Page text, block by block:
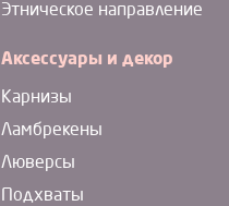
Этническое направление
Аксессуары и декор
Карнизы
Ламбрекены
Люверсы
Подхваты